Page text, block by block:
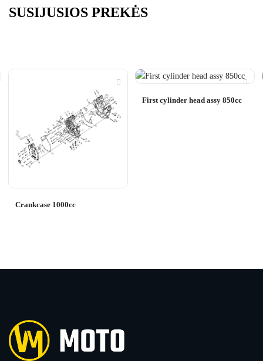
SUSIJUSIOS PREKĖS
Crankcase 1000cc
First cylinder head assy 850cc